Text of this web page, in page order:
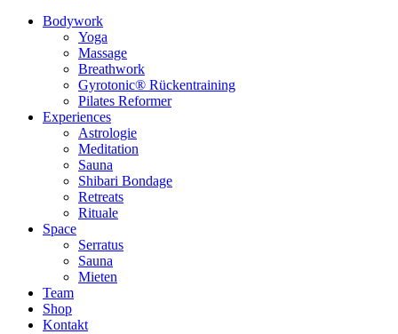
Bodywork
Yoga
Massage
Breathwork
Gyrotonic® Rückentraining
Pilates Reformer
Experiences
Astrologie
Meditation
Sauna
Shibari Bondage
Retreats
Rituale
Space
Serratus
Sauna
Mieten
Team
Shop
Kontakt